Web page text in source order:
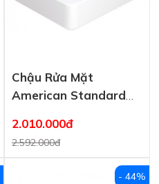
Chậu Rửa Mặt
American Standard
Đặt Bàn
2.010.000đ
2.592.000đ
- 44%